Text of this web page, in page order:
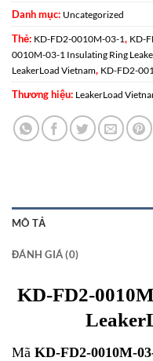
Danh mục: Uncategorized
Thẻ: KD-FD2-0010M-03-1, KD-
0010M-03-1 Insulating Ring
LeakerLoad Vietnam, KD-FD2-
Thương hiệu: LeakerLoad
MÔ TẢ
ĐÁNH GIÁ (0)
KD-FD2-
Mã KD-FD2-0010M-